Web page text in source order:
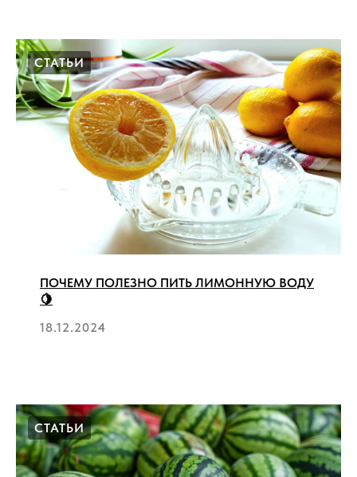
СТАТЬИ
ПОЧЕМУ ПОЛЕЗНО ПИТЬ ЛИМОННУЮ ВОДУ
🍋
18.12.2024
СТАТЬИ